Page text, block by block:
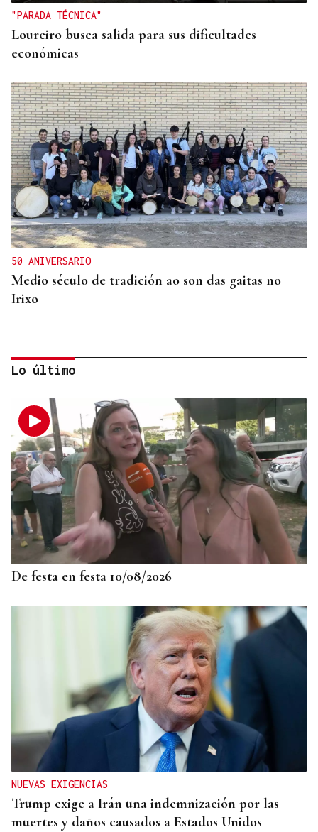
"PARADA TÉCNICA"
Loureiro busca salida para sus dificultades
económicas
50 ANIVERSARIO
Medio século de tradición ao son das gaitas no
Irixo
SIN HERIDOS
Un incendio iniciado en una chimenea afecta a una
vivienda unifamiliar en O Irixo
Lo último
De festa en festa 10/08/2026
NUEVAS EXIGENCIAS
Trump exige a Irán una indemnización por las
muertes y daños causados a Estados Unidos